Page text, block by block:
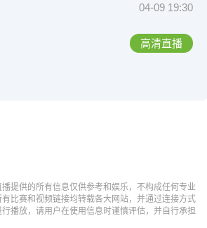
04-09 19:30
高清直播
提供的所有信息仅供参考和娱乐，不构成任何专业
比赛和视频链接均转载各大网站，并通过连接方式
播放，请用户在使用信息时谨慎评估，并自行承担